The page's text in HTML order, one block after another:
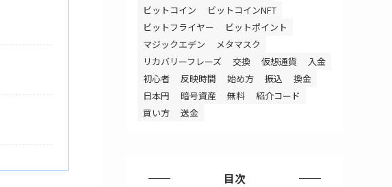
ビットコイン
ビットコインNFT
ビットフライヤー
ビットポイント
マジックエデン
メタマスク
リカバリーフレーズ
交換 仮想通貨
入金
初心者
反映時間 始め方 振込
換金
日本円
暗号資産 無料
紹介コード
買い方
送金
目次